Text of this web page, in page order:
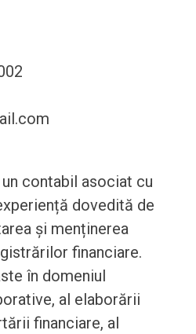
contabil asociat cu
dovedită de
și menținerea
financiare.
în domeniul
al elaborării
financiare, al